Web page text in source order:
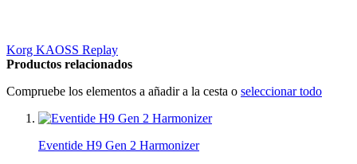
Korg KAOSS Replay
Productos relacionados
Compruebe los elementos a añadir a la cesta o seleccionar todo
Eventide H9 Gen 2 Harmonizer